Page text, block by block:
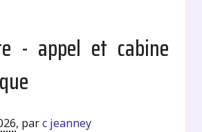
- appel et cabine
, parc jeanney